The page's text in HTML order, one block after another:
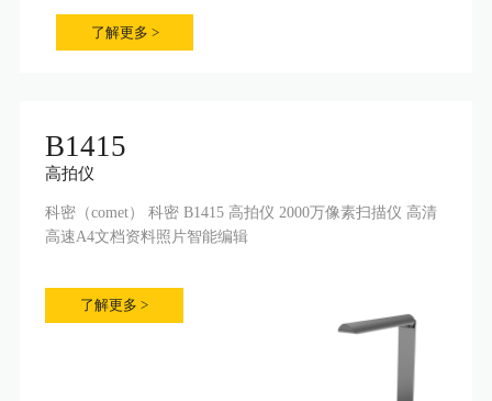
了解更多 >
B1415
高拍仪
科密（comet） 科密 B1415 高拍仪 2000万像素扫描仪 高清
高速A4文档资料照片智能编辑
了解更多 >